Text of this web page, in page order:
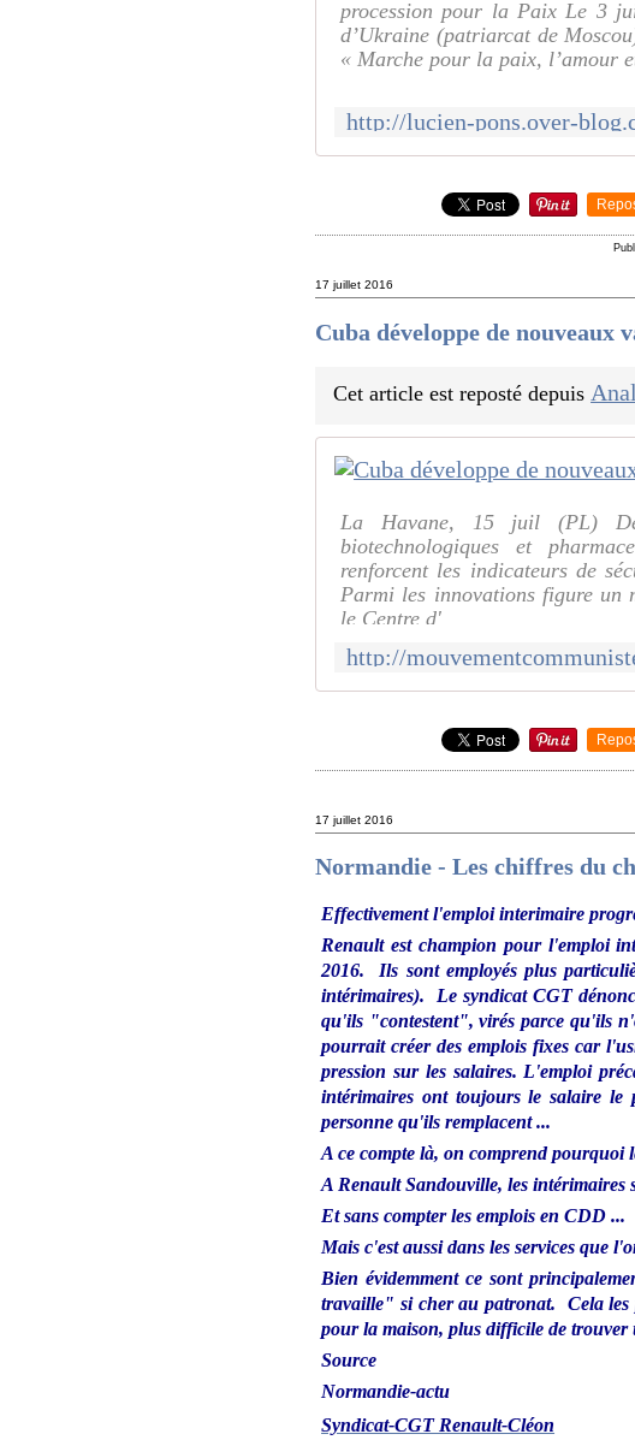
procession pour la Paix Le 3
d’Ukraine (patriarcat de
« Marche pour la paix, l’amour
17 juillet 2016
Cuba développe de nouveaux
Cet article est reposté depuis
La Havane, 15 juil (PL)
biotechnologiques et
renforcent les indicateurs de
Parmi les innovations figure un
le Centre d'
17 juillet 2016
Normandie - Les chiffres du
Effectivement l'emploi interimaire
Renault est champion pour l'emploi
2016. Ils sont employés plus
intérimaires). Le syndicat CGT
qu'ils "contestent", virés parce qu'ils
pourrait créer des emplois fixes car
pression sur les salaires. L'emploi
intérimaires ont toujours le salaire le
personne qu'ils remplacent ...
A ce compte là, on comprend pourquoi
A Renault Sandouville, les intérimaires
Et sans compter les emplois en CDD ...
Mais c'est aussi dans les services que
Bien évidemment ce sont
travaille" si cher au patronat. Cela les
pour la maison, plus difficile de
Source
Normandie-actu
Syndicat-CGT Renault-Cléon